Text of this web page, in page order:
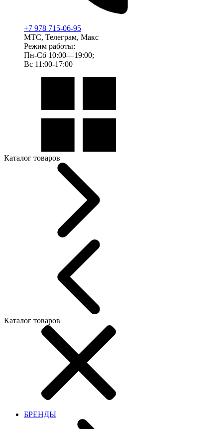
+7 978 715-06-95
МТС, Телеграм, Макс
Режим работы:
Пн-Сб 10:00—19:00;
Вс 11:00-17:00
Каталог товаров
Каталог товаров
БРЕНДЫ